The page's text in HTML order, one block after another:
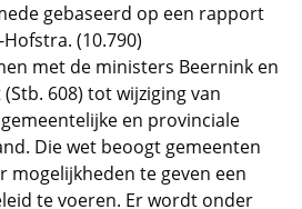
gebaseerd op een rapport
(10.790)
met de ministers Beernink en
608) tot wijziging van
en provinciale
Die wet beoogt gemeenten
mogelijkheden te geven een
te voeren. Er wordt onder